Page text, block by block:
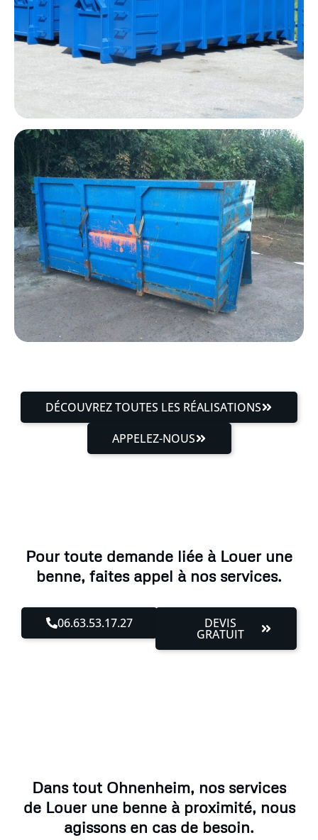
DÉCOUVREZ TOUTES LES RÉALISATIONS
APPELEZ-NOUS
Pour toute demande liée à Louer une
benne, faites appel à nos services.
06.63.53.17.27 DEVIS
GRATUIT
Dans tout Ohnenheim, nos services
de Louer une benne à proximité, nous
agissons en cas de besoin.